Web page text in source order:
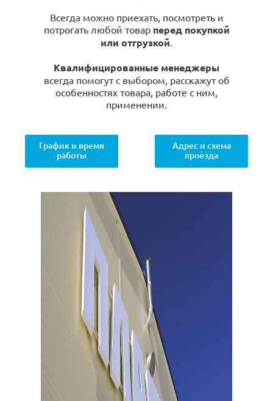
Всегда можно приехать, посмотреть и
потрогать любой товар перед покупкой
или отгрузкой.
Квалифицированные менеджеры
всегда помогут с выбором, расскажут об
особенностях товара, работе с ним,
применении.
График и время
работы
Адрес и схема
проезда